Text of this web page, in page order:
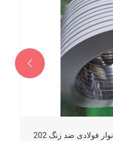
نوار فولادی ضد زنگ 202
